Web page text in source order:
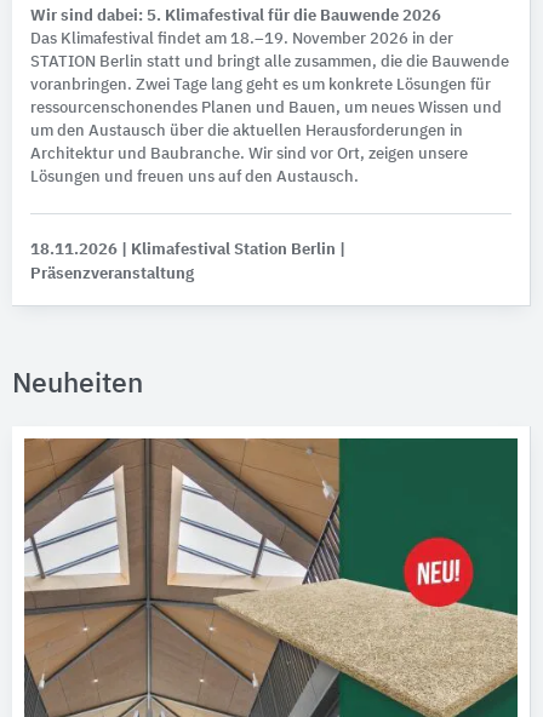
Wir sind dabei: 5. Klimafestival für die Bauwende 2026
Das Klimafestival findet am 18.–19. November 2026 in der
STATION Berlin statt und bringt alle zusammen, die die Bauwende
voranbringen. Zwei Tage lang geht es um konkrete Lösungen für
ressourcenschonendes Planen und Bauen, um neues Wissen und
um den Austausch über die aktuellen Herausforderungen in
Architektur und Baubranche. Wir sind vor Ort, zeigen unsere
Lösungen und freuen uns auf den Austausch.
18.11.2026 | Klimafestival Station Berlin
Präsenzveranstaltung
Neuheiten